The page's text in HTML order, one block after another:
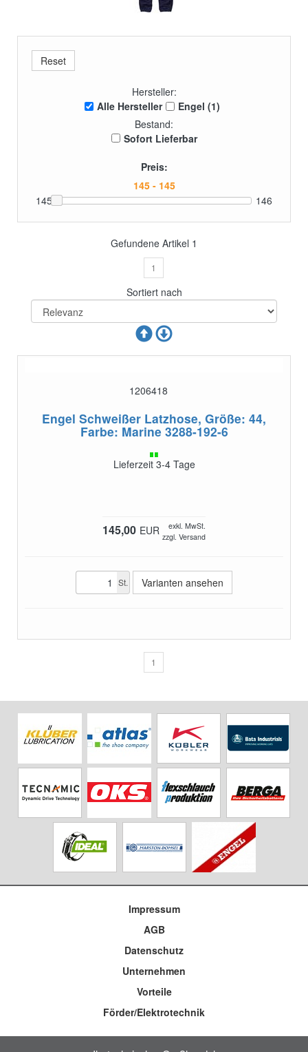
Hersteller:
Alle Hersteller
Engel (1)
Bestand:
Sofort Lieferbar
Preis:
145 146
Gefundene Artikel 1
1
Sortiert nach
1206418
Engel Schweißer Latzhose, Größe: 44,
Farbe: Marine 3288-192-6
Lieferzeit 3-4 Tage
145,00 EUR
exkl. MwSt.
zzgl. Versand
St. Varianten ansehen
1
Impressum
AGB
Datenschutz
Unternehmen
Vorteile
Förder/Elektrotechnik